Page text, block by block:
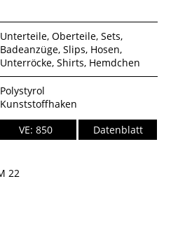
Unterteile, Oberteile, Sets,
Badeanzüge, Slips, Hosen,
Unterröcke, Shirts, Hemdchen
Polystyrol
Kunststoffhaken
VE: 850 Datenblatt